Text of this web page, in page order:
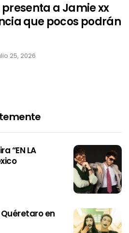
presenta a Jamie xx
que pocos podrán
25, 2026
“EN LA
en